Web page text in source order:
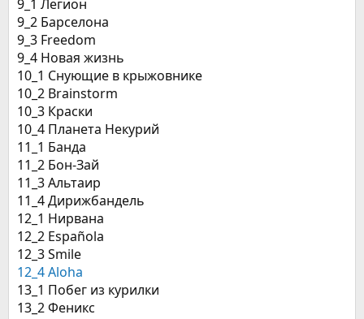
9_1 Легион
9_2 Барселона
9_3 Freedom
9_4 Новая жизнь
10_1 Снующие в крыжовнике
10_2 Brainstorm
10_3 Краски
10_4 Планета Некурий
11_1 Банда
11_2 Бон-Зай
11_3 Альтаир
11_4 Дирижбандель
12_1 Нирвана
12_2 Española
12_3 Smile
12_4 Aloha
13_1 Побег из курилки
13_2 Феникс